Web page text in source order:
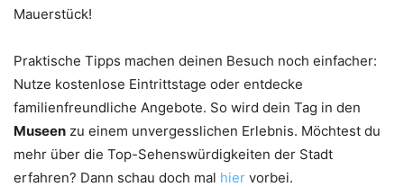
Mauerstück!
Praktische Tipps machen deinen Besuch noch einfacher:
Nutze kostenlose Eintrittstage oder entdecke
familienfreundliche Angebote. So wird dein Tag in den
Museen zu einem unvergesslichen Erlebnis. Möchtest du
mehr über die Top-Sehenswürdigkeiten der Stadt
erfahren? Dann schau doch mal hier vorbei.